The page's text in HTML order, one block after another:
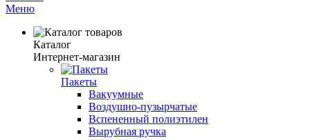
Меню
Каталог
Интернет-магазин
Пакеты
Вакуумные
Воздушно-пузырчатые
Вспененный полиэтилен
Вырубная ручка